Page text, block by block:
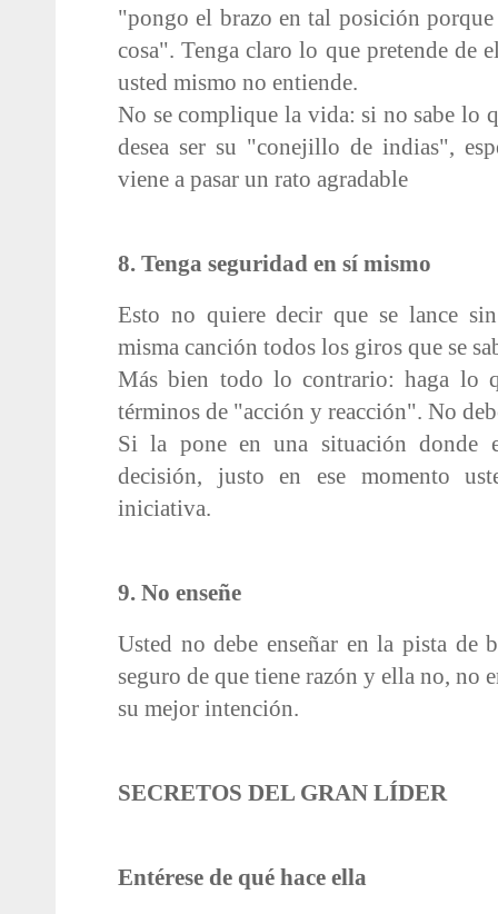
"pongo el brazo en tal posición porque
cosa". Tenga claro lo que pretende de
usted mismo no entiende.
No se complique la vida: si no sabe lo
desea ser su "conejillo de indias",
viene a pasar un rato agradable
8. Tenga seguridad en sí mismo
Esto no quiere decir que se lance
misma canción todos los giros que se
Más bien todo lo contrario: haga lo
términos de "acción y reacción". No
Si la pone en una situación donde
decisión, justo en ese momento
iniciativa.
9. No enseñe
Usted no debe enseñar en la pista de
seguro de que tiene razón y ella no, no
su mejor intención.
SECRETOS DEL GRAN LÍDER
Entérese de qué hace ella